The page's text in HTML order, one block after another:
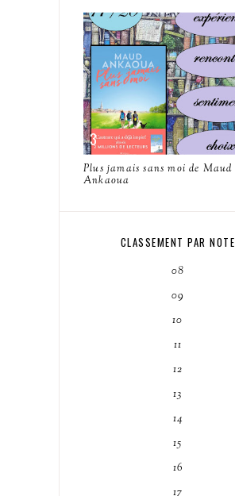
Plus jamais sans moi de Maud
Ankaoua
CLASSEMENT PAR NOTE
08
09
10
11
12
13
14
15
16
17